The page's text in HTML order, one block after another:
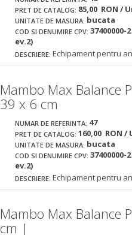
PRET DE CATALOG: 85,00 RON /
UNITATE DE MASURA: bucata
COD SI DENUMIRE CPV:
ev.2)
DESCRIERE: Echipament pentru
Mambo Max Balance
39 x 6 cm
NUMAR DE REFERINTA: 47
PRET DE CATALOG: 160,00 RON
UNITATE DE MASURA: bucata
COD SI DENUMIRE CPV:
ev.2)
DESCRIERE: Echipament pentru
Mambo Max Balance
cm |